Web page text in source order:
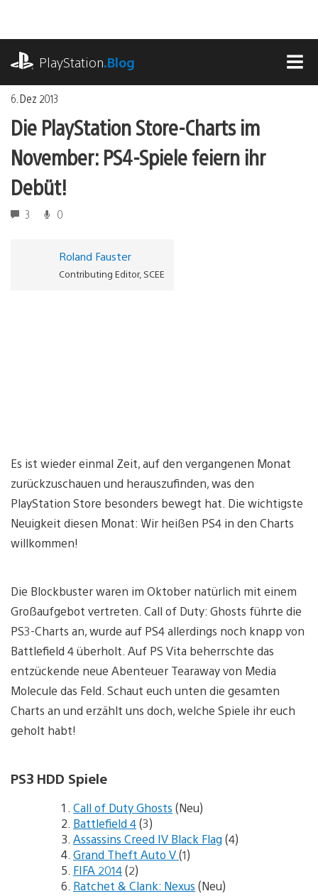
springen
PlayStation.Blog
6. Dez 2013
Die PlayStation Store-Charts im
November: PS4-Spiele feiern ihr
Debüt!
3 0
Roland Fauster
Contributing Editor, SCEE
Es ist wieder einmal Zeit, auf den vergangenen Monat
zurückzuschauen und herauszufinden, was den
PlayStation Store besonders bewegt hat. Die wichtigste
Neuigkeit diesen Monat: Wir heißen PS4 in den Charts
willkommen!
Die Blockbuster waren im Oktober natürlich mit einem
Großaufgebot vertreten. Call of Duty: Ghosts führte die
PS3-Charts an, wurde auf PS4 allerdings noch knapp von
Battlefield 4 überholt. Auf PS Vita beherrschte das
entzückende neue Abenteuer Tearaway von Media
Molecule das Feld. Schaut euch unten die gesamten
Charts an und erzählt uns doch, welche Spiele ihr euch
geholt habt!
PS3 HDD Spiele
Call of Duty Ghosts (Neu)
Battlefield 4(3)
Assassins Creed IV Black Flag (4)
Grand Theft Auto V(1)
FIFA 2014(2)
Ratchet & Clank: Nexus (Neu)